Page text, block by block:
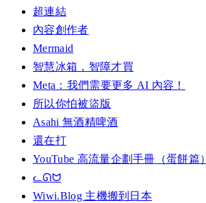
超連結
內容創作者
Mermaid
智慧冰箱，智障才買
Meta：我們需要更多 AI 內容！
所以你怕被盜版
Asahi 無酒精啤酒
還在打
YouTube 高流量企劃手冊（蛋餅篇）
ᓚᘏᗢ
Wiwi.Blog 主機搬到日本